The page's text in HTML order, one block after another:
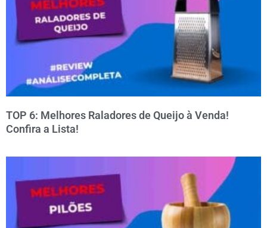
TOP 6: Melhores Raladores de Queijo à Venda!
Confira a Lista!